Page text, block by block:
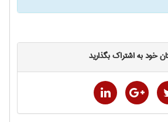
خود به اشتراک بگذارید